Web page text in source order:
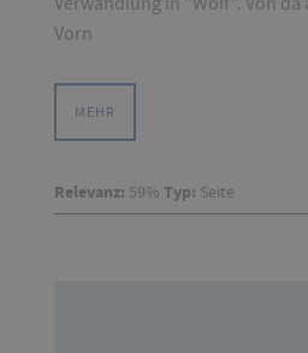
Vorn
MEHR
Relevanz: 59% Typ: Seite